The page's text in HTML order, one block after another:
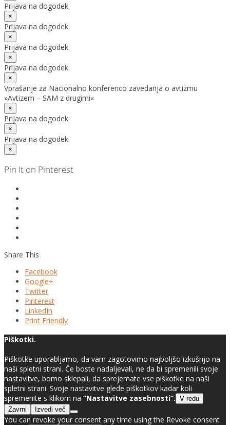
Prijava na dogodek
×
Prijava na dogodek
×
Prijava na dogodek
×
Prijava na dogodek
×
Vprašanje za Nacionalno konferenco zavedanja o avtizmu
»Avtizem – SAM z drugimi«
×
Prijava na dogodek
×
Prijava na dogodek
×
Pin It on Pinterest
Share This
Facebook
Google+
Twitter
Pinterest
LinkedIn
Print Friendly
Piškotki.
Piškotke uporabljamo, da vam zagotovimo najboljšo izkušnjo na
naši spletni strani. Če boste nadaljevali, ne da bi spremenili svoje
nastavitve, bomo sklepali, da sprejemate vse piškotke na naši
spletni strani. Svoje nastavitve glede piškotkov kadar koli
spremenite s klikom na “Nastavitve zasebnosti”. V redu
Zavrni
Izvedi več
You can revoke your consent any time using the Revoke consent